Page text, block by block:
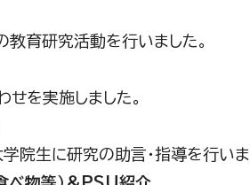
教育研究活動を行いました。
を実施しました。
院生に研究の助言・指導を行いま